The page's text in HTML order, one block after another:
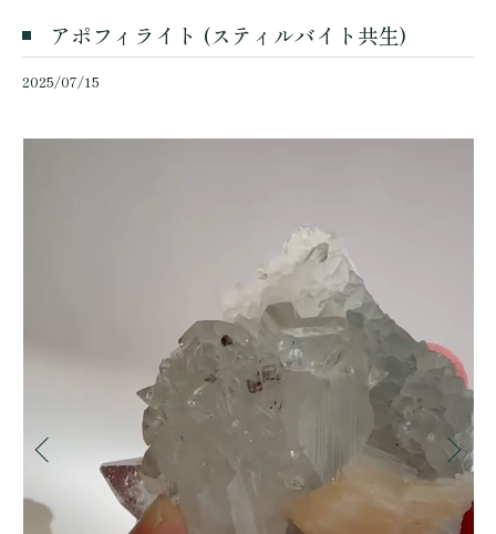
アポフィライト (スティルバイト共生)
2025/07/15